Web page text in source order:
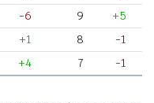
-6 9
+5
+1 8
-1
+4 7 -1